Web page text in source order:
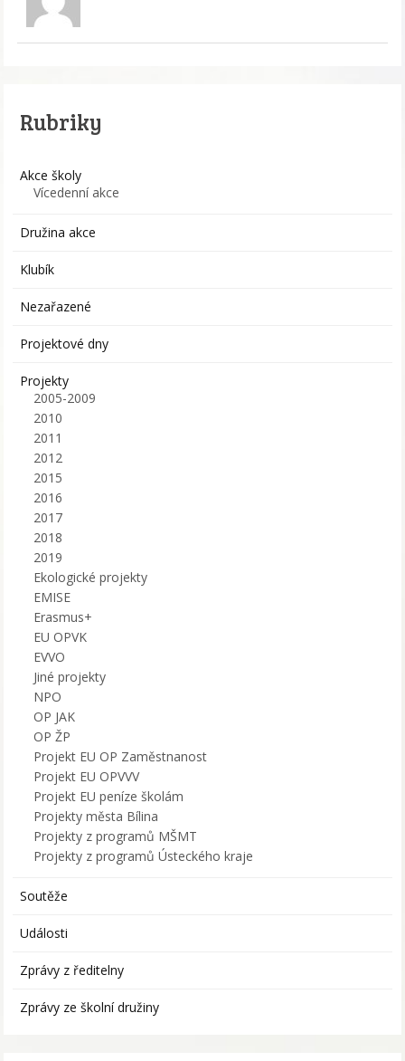
Rubriky
Akce školy
Vícedenní akce
Družina akce
Klubík
Nezařazené
Projektové dny
Projekty
2005-2009
2010
2011
2012
2015
2016
2017
2018
2019
Ekologické projekty
EMISE
Erasmus+
EU OPVK
EVVO
Jiné projekty
NPO
OP JAK
OP ŽP
Projekt EU OP Zaměstnanost
Projekt EU OPVVV
Projekt EU peníze školám
Projekty města Bílina
Projekty z programů MŠMT
Projekty z programů Ústeckého kraje
Soutěže
Události
Zprávy z ředitelny
Zprávy ze školní družiny